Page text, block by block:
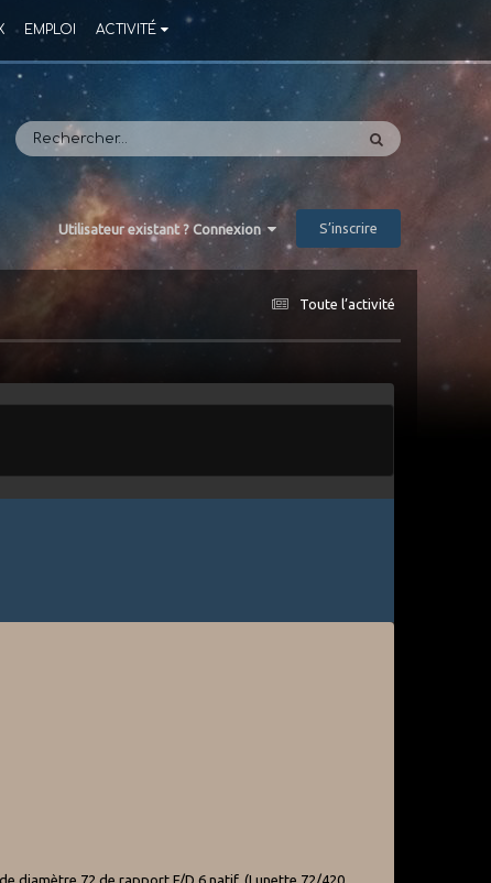
EMPLOI ACTIVITÉ
Utilisateur existant ? Connexion S’inscrire
Toute l’activité